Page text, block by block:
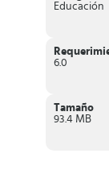
identificando
siendo paciente
Un detalle que
logra terminar
correctas. Para
respuestas como
Educación
6.0
Tamaño
93.4 MB